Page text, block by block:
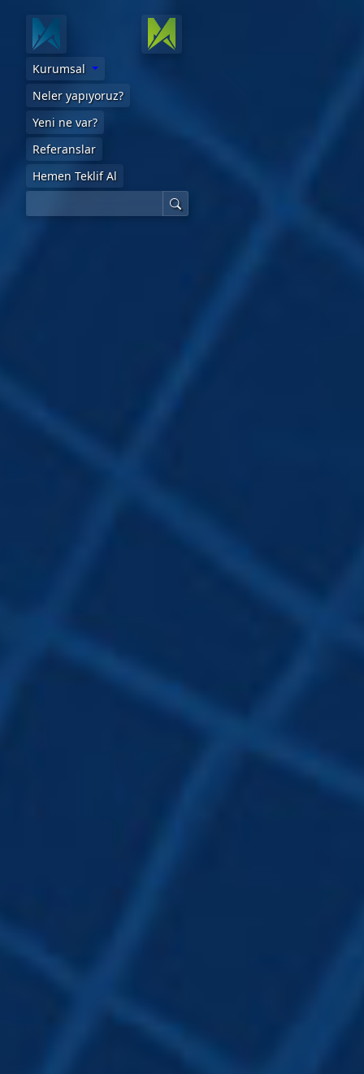
Kurumsal
Neler yapıyoruz?
Yeni ne var?
Referanslar
Hemen Teklif Al